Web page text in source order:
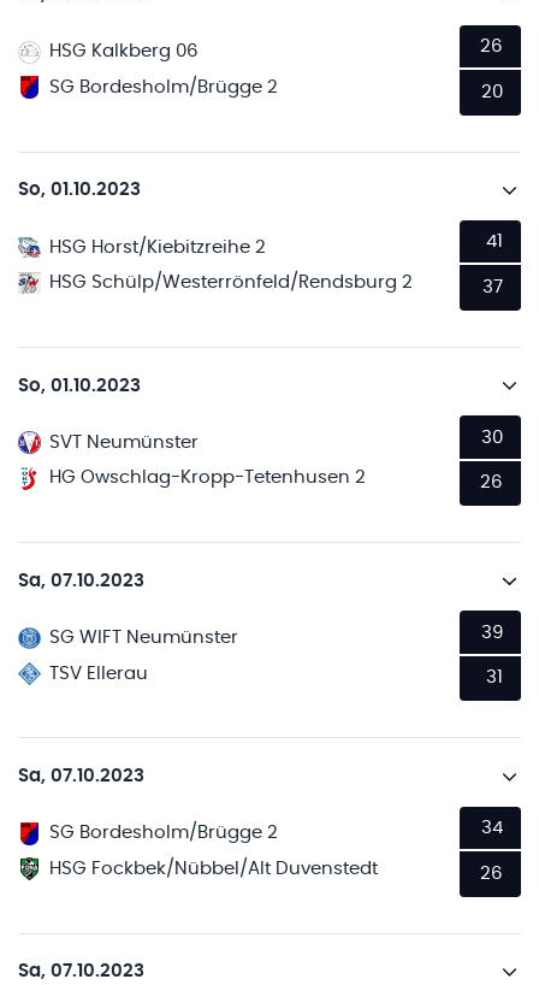
HSG Kalkberg 06
SG Bordesholm/Brügge 2
26
20
So, 01.10.2023
HSG Horst/Kiebitzreihe 2
HSG Schülp/Westerrönfeld/Rendsburg 2
41
37
So, 01.10.2023
SVT Neumünster
HG Owschlag-Kropp-Tetenhusen 2
30
26
Sa, 07.10.2023
SG WIFT Neumünster
TSV Ellerau
39
31
Sa, 07.10.2023
SG Bordesholm/Brügge 2
HSG Fockbek/Nübbel/Alt Duvenstedt
34
26
Sa, 07.10.2023